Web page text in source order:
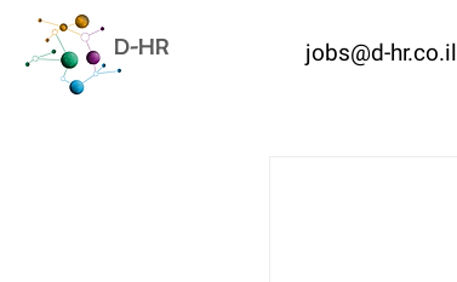
D-HR jobs@d-hr.co.il